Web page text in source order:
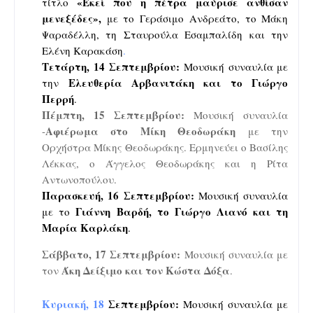
μενεξέδες», με το Γεράσιμο Ανδρεάτο, το Μάκη
Ψαραδέλλη, τη Σταυρούλα Εσαμπαλίδη και την
Ελένη Καρακάση.
Τετάρτη, 14 Σεπτεμβρίου: Μουσική συναυλία με
την Ελευθερία Αρβανιτάκη και το Γιώργο
Περρή.
Πέμπτη, 15 Σεπτεμβρίου: Μουσική συναυλία
-Αφιέρωμα στο Μίκη Θεοδωράκη με την
Ορχήστρα Μίκης Θεοδωράκης. Ερμηνεύει ο Βασίλης
Λέκκας, ο Άγγελος Θεοδωράκης και η Ρίτα
Αντωνοπούλου.
Παρασκευή, 16 Σεπτεμβρίου: Μουσική συναυλία
με τοΓιάννη Βαρδή, το Γιώργο Λιανό και τη
Μαρία Καρλάκη.
Σάββατο, 17 Σεπτεμβρίου: Μουσική συναυλία με
τον Άκη Δείξιμο και τον Κώστα Δόξα.
Κυριακή, 18 Σεπτεμβρίου: Μουσική συναυλία με